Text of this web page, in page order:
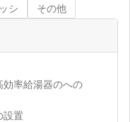
シ その他
効率給湯器のへの
設置